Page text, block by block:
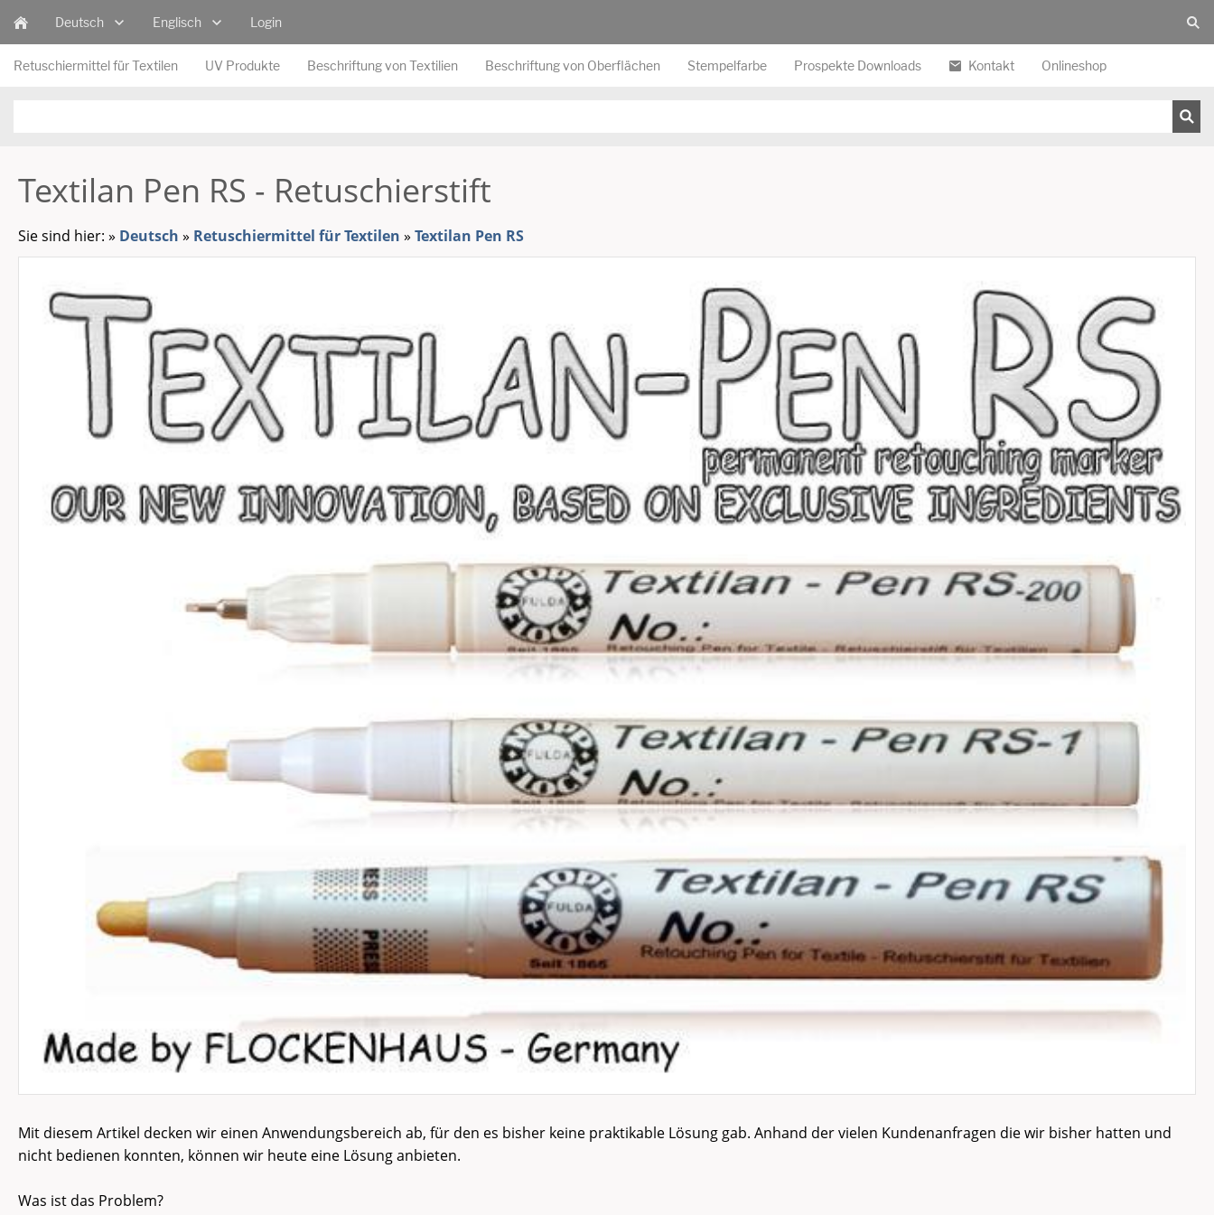
Deutsch Englisch Login
Retuschiermittel für Textilen UV Produkte Beschriftung von Textilien Beschriftung von Oberflächen Stempelfarbe Prospekte Downloads Kontakt Onlineshop
Textilan Pen RS - Retuschierstift
Sie sind hier: » Deutsch » Retuschiermittel für Textilen » Textilan Pen RS
Mit diesem Artikel decken wir einen Anwendungsbereich ab, für den es bisher keine praktikable Lösung gab. Anhand der vielen Kundenanfragen die wir bisher hatten und
nicht bedienen konnten, können wir heute eine Lösung anbieten.
Was ist das Problem?